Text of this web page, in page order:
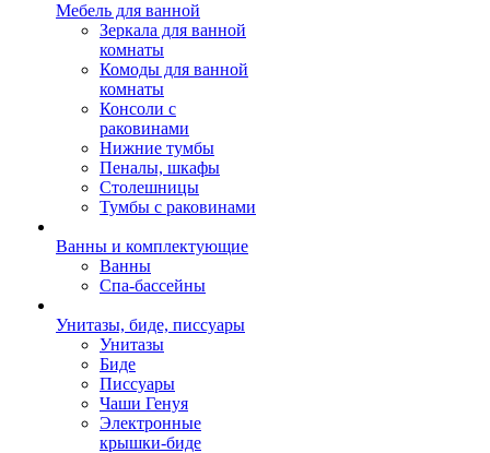
Мебель для ванной
Зеркала для ванной
комнаты
Комоды для ванной
комнаты
Консоли с
раковинами
Нижние тумбы
Пеналы, шкафы
Столешницы
Тумбы с раковинами
Ванны и комплектующие
Ванны
Спа-бассейны
Унитазы, биде, писсуары
Унитазы
Биде
Писсуары
Чаши Генуя
Электронные
крышки-биде